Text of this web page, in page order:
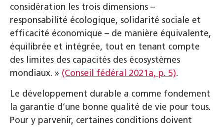
considération les trois dimensions –
responsabilité écologique, solidarité sociale et
efficacité économique – de manière équivalente,
équilibrée et intégrée, tout en tenant compte
des limites des capacités des écosystèmes
mondiaux. » (Conseil fédéral 2021a, p. 5).
Le développement durable a comme fondement
la garantie d’une bonne qualité de vie pour tous.
Pour y parvenir, certaines conditions doivent